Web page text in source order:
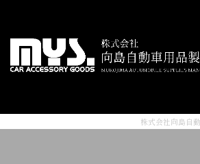
株式会社向島自